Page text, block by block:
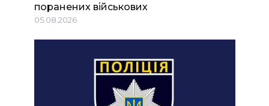
поранених військових
05.08.2026